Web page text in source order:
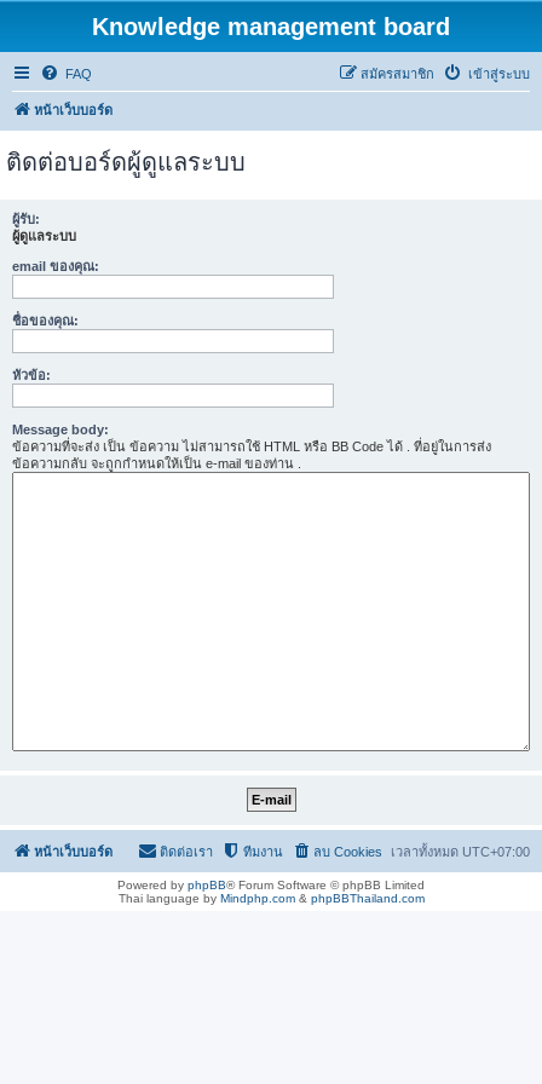
Knowledge management board
FAQ เข้าสู่ระบบ
สมัครสมาชิก
หน้าเว็บบอร์ด
ติดต่อบอร์ดผู้ดูแลระบบ
ผู้รับ:
ผู้ดูแลระบบ
email ของคุณ:
ชื่อของคุณ:
หัวข้อ:
Message body:
ข้อความที่จะส่ง เป็น ข้อความ ไม่สามารถใช้ HTML หรือ BB Code ได้ . ที่อยู่ในการส่ง
ข้อความกลับ จะถูกกำหนดให้เป็น e-mail ของท่าน .
หน้าเว็บบอร์ด เวลาทั้งหมด UTC+07:00
ลบ Cookies
ทีมงาน
ติดต่อเรา
Powered by phpBB® Forum Software © phpBB Limited
Thai language by Mindphp.com& phpBBThailand.com